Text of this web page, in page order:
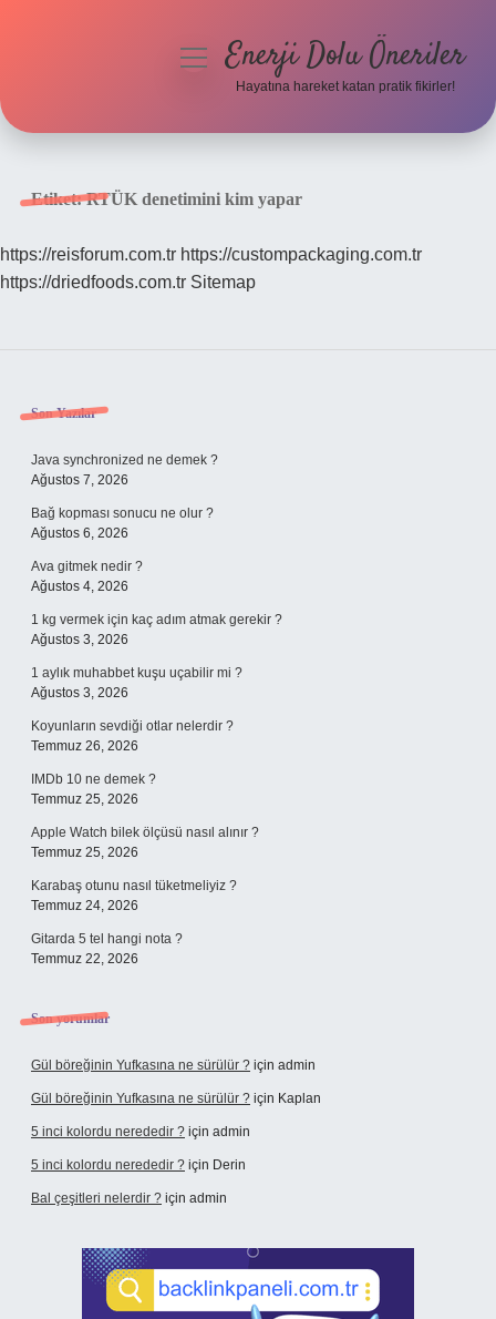
Hakkımızda
menüyüEnerji Dolu Öneriler
Hayatına hareket katan pratik fikirler!
Etiket:RTÜK denetimini kim yapar
https://reisforum.com.tr https://custompackaging.com.tr
https://driedfoods.com.tr Sitemap
Sidebar
Son Yazılar
Java synchronized ne demek ?
Ağustos 7, 2026
Bağ kopması sonucu ne olur ?
Ağustos 6, 2026
Ava gitmek nedir ?
Ağustos 4, 2026
1 kg vermek için kaç adım atmak gerekir ?
Ağustos 3, 2026
1 aylık muhabbet kuşu uçabilir mi ?
Ağustos 3, 2026
Koyunların sevdiği otlar nelerdir ?
Temmuz 26, 2026
IMDb 10 ne demek ?
Temmuz 25, 2026
Apple Watch bilek ölçüsü nasıl alınır ?
Temmuz 25, 2026
Karabaş otunu nasıl tüketmeliyiz ?
Temmuz 24, 2026
Gitarda 5 tel hangi nota ?
Temmuz 22, 2026
Son yorumlar
Gül böreğinin Yufkasına ne sürülür ? için admin
Gül böreğinin Yufkasına ne sürülür ? için Kaplan
5 inci kolordu nerededir ? için admin
5 inci kolordu nerededir ? için Derin
Bal çeşitleri nelerdir ? için admin